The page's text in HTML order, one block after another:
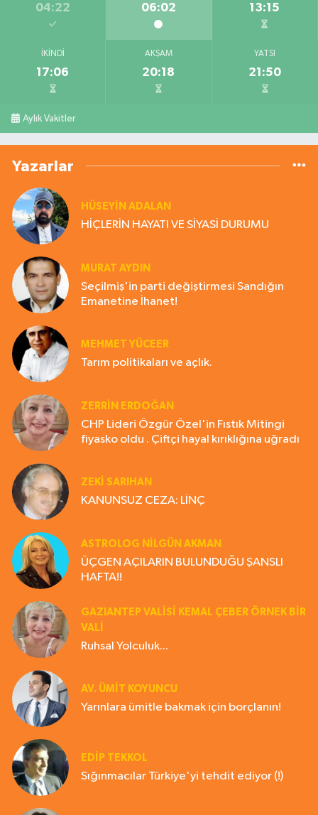
04:22 06:02 13:15
İKINDI
17:06
AKŞAM
20:18
YATSI
21:50
Aylık Vakitler
Yazarlar
HÜSEYIN ADALAN
HİÇLERİN HAYATI VE SİYASİ DURUMU
MURAT AYDIN
Seçilmiş'in parti değiştirmesi Sandığın
Emanetine İhanet!
MEHMET YÜCEER
Tarım politikaları ve açlık.
ZERRIN ERDOĞAN
CHP Lideri Özgür Özel'in Fıstık Mitingi
fiyasko oldu . Çiftçi hayal kırıklığına uğradı
ZEKI SARIHAN
KANUNSUZ CEZA: LİNÇ
ASTROLOG NILGÜN AKMAN
ÜÇGEN AÇILARIN BULUNDUĞU ŞANSLI
HAFTA!!
GAZIANTEP VALISI KEMAL ÇEBER ÖRNEK BİR
VALİ
Ruhsal Yolculuk...
AV. ÜMIT KOYUNCU
Yarınlara ümitle bakmak için borçlanın!
EDIP TEKKOL
Sığınmacılar Türkiye'yi tehdit ediyor (!)